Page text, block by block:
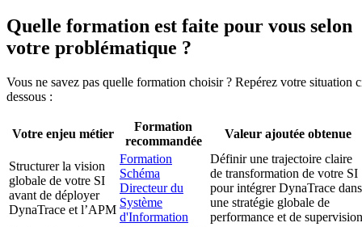
Quelle formation est faite pour vous selon
votre problématique ?
Vous ne savez pas quelle formation choisir ? Repérez votre situation
dessous :
Votre enjeu métier
Formation
recommandée
Valeur ajoutée obtenue
Structurer la vision
globale de votre SI
avant de déployer
DynaTrace et l’APM
Formation
Schéma
Directeur du
Système
d'Information
Définir une trajectoire claire
de transformation de votre SI
pour intégrer DynaTrace dans
une stratégie globale de
performance et de